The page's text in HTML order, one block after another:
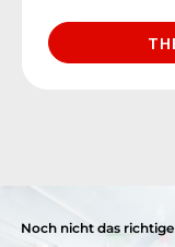
Noch nicht das